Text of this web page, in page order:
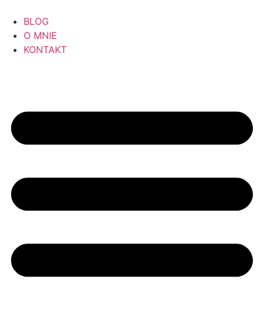
BLOG
O MNIE
KONTAKT